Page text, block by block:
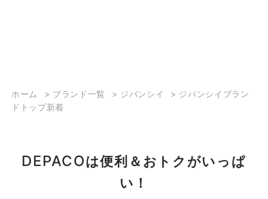
ホーム > ブランド一覧 > ジバンシイ > ジバンシイブラン
ドトップ新着
DEPACOは便利＆おトクがいっぱ
い！